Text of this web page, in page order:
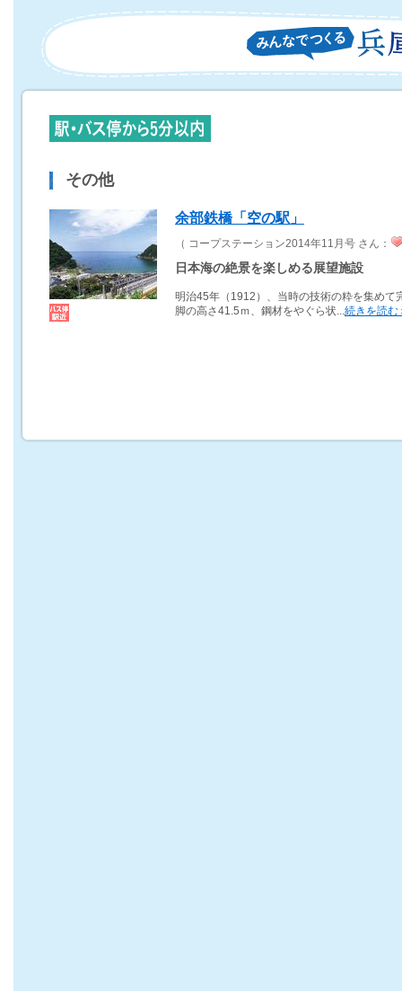
その他
余部鉄橋「空の駅」
（ コープステーション2014年11月号 さん：
日本海の絶景を楽しめる展望施設
明治45年（1912）、当時の技術の粋を集めて
脚の高さ41.5ｍ、鋼材をやぐら状... 続きを読む